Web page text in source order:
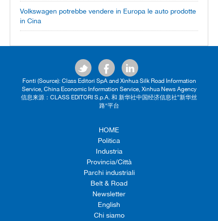
Volkswagen potrebbe vendere in Europa le auto prodotte
in Cina
Fonti (Source): Class Editori SpA and Xinhua Silk Road Information
Service, China Economic Information Service, Xinhua News Agency
信息来源：CLASS EDITORI S.p.A. 和 新华社中国经济信息社“新华丝
路”平台
HOME
Politica
Industria
Provincia/Città
Parchi industriali
Belt & Road
Newsletter
English
Chi siamo